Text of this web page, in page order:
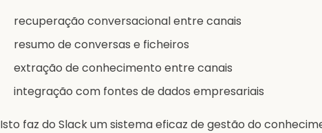
recuperação conversacional entre canais
resumo de conversas e ficheiros
extração de conhecimento entre canais
integração com fontes de dados empresariais
Isto faz do Slack um sistema eficaz de gestão do